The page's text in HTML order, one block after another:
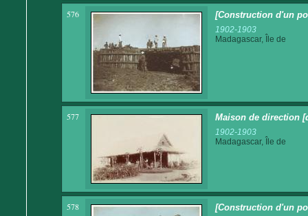
576 [Construction d'un
1902-1903
Madagascar, Île de
577 Maison de direction
1902-1903
Madagascar, Île de
578 [Construction d'un